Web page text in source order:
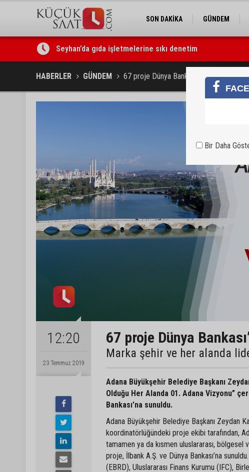
SON DAKİKA GÜNDEM
Seyhan’da gıda işletmelerine sıkı denetim
HABERLER GÜNDEM 67 proje Dünya Bankası’na ve İller
12:20
23 Temmuz 2019
67 proje Dünya
Marka şehir ve her alanda
Adana Büyükşehir Belediye Başkanı
Olduğu Her Alanda 01. Adana Vizyonu”
Bankası’na sunuldu.
Adana Büyükşehir Belediye Başkanı Zeydan
koordinatörlüğündeki proje ekibi tarafından,
tamamen ya da kısmen uluslararası,
proje, İlbank A.Ş. ve Dünya Bankası’na
(EBRD), Uluslararası Finans Kurumu (IFC),
Bir Daha